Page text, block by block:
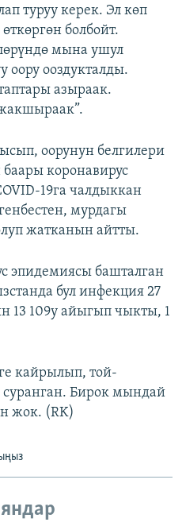
туруу керек. Эл көп
болбойт.
мына ушул
оору ооздукталды.
азыраак.
оорунун белгилери
коронавирус
19га чалдыккан
мурдагы
жатканын айтты.
эпидемиясы башталган
бул инфекция 27
13 109у айыгып чыкты, 1
кайрылып, той-
суранган. Бирок мындай
жок. (RK)